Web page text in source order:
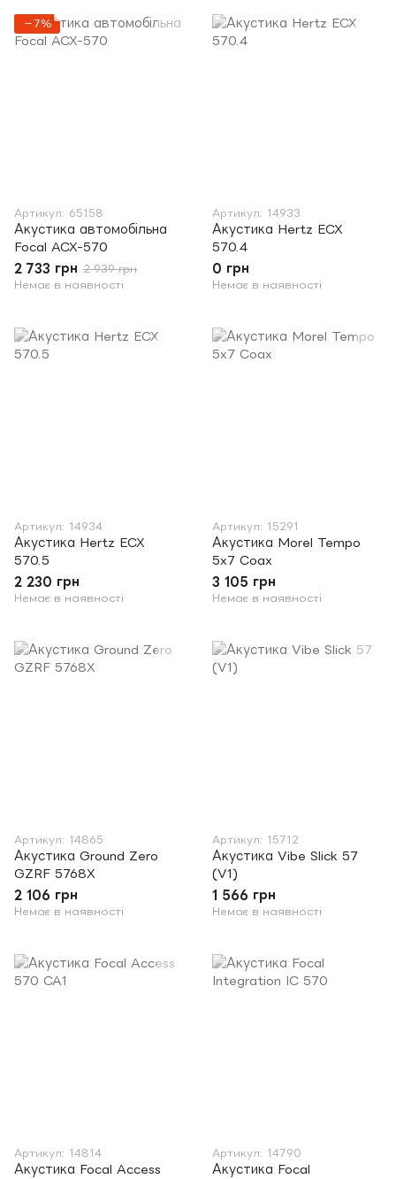
−7%
Артикул: 65158
Акустика автомобільна
Focal ACX-570
2 733 грн 2 939 грн
Немає в наявності
Артикул: 14933
Акустика Hertz ECX
570.4
0 грн
Немає в наявності
Артикул: 14934
Акустика Hertz ECX
570.5
2 230 грн
Немає в наявності
Артикул: 15291
Акустика Morel Tempo
5x7 Coax
3 105 грн
Немає в наявності
Артикул: 14865
Акустика Ground Zero
GZRF 5768X
2 106 грн
Немає в наявності
Артикул: 15712
Акустика Vibe Slick 57
(V1)
1 566 грн
Немає в наявності
Артикул: 14814
Акустика Focal Access
Артикул: 14790
Акустика Focal